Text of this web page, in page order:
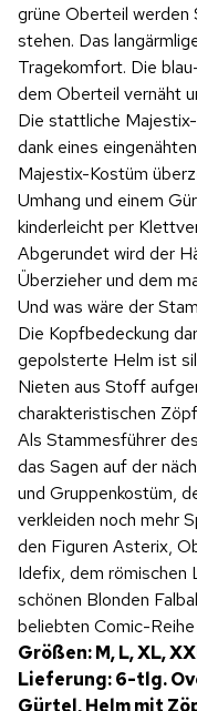
grüne Oberteil werden
stehen. Das
Tragekomfort. Die
dem Oberteil vernäht
Die stattliche
dank eines
Majestix-Kostüm
Umhang und einem
kinderleicht per
Abgerundet wird der
Überzieher und dem
Und was wäre der
Die Kopfbedeckung
gepolsterte Helm ist
Nieten aus Stoff
charakteristischen
Als Stammesführer
das Sagen auf der
und Gruppenkostüm,
verkleiden noch mehr
den Figuren Asterix,
Idefix, dem römischen
schönen Blonden
beliebten Comic-
Größen: M, L, XL,
Lieferung: 6-tlg.
Gürtel, Helm mit